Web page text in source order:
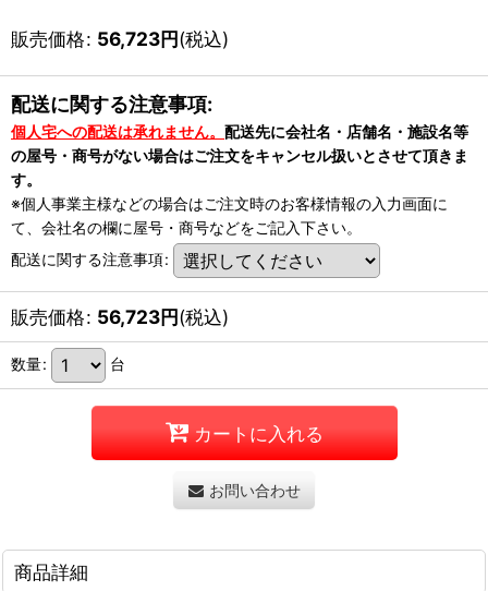
販売価格: 56,723円(税込)
配送に関する注意事項:
個人宅への配送は承れません。 配送先に会社名・店舗名・施設名等
の屋号・商号がない場合はご注文をキャンセル扱いとさせて頂きま
す。
※個人事業主様などの場合はご注文時のお客様情報の入力画面に
て、会社名の欄に屋号・商号などをご記入下さい。
配送に関する注意事項:
販売価格: 56,723円(税込)
数量: 台
カートに入れる
お問い合わせ
商品詳細